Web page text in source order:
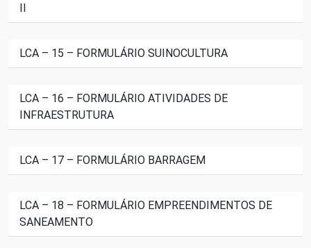
II
LCA – 15 – FORMULÁRIO SUINOCULTURA
LCA – 16 – FORMULÁRIO ATIVIDADES DE
INFRAESTRUTURA
LCA – 17 – FORMULÁRIO BARRAGEM
LCA – 18 – FORMULÁRIO EMPREENDIMENTOS DE
SANEAMENTO